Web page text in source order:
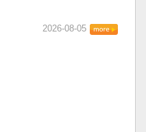
2026-08-05